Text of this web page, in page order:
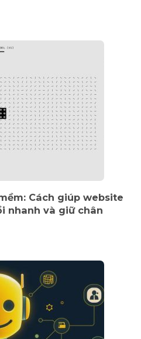
Cách giúp website
nhanh và giữ chân